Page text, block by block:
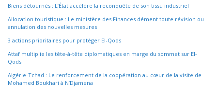
Biens détournés : L’État accélère la reconquête de son tissu industriel
Allocation touristique : Le ministère des Finances dément toute révision ou
annulation des nouvelles mesures
3 actions prioritaires pour protéger El-Qods
Attaf multiplie les tête-à-tête diplomatiques en marge du sommet sur El-
Qods
Algérie-Tchad : Le renforcement de la coopération au cœur de la visite de
Mohamed Boukhari à N’Djamena